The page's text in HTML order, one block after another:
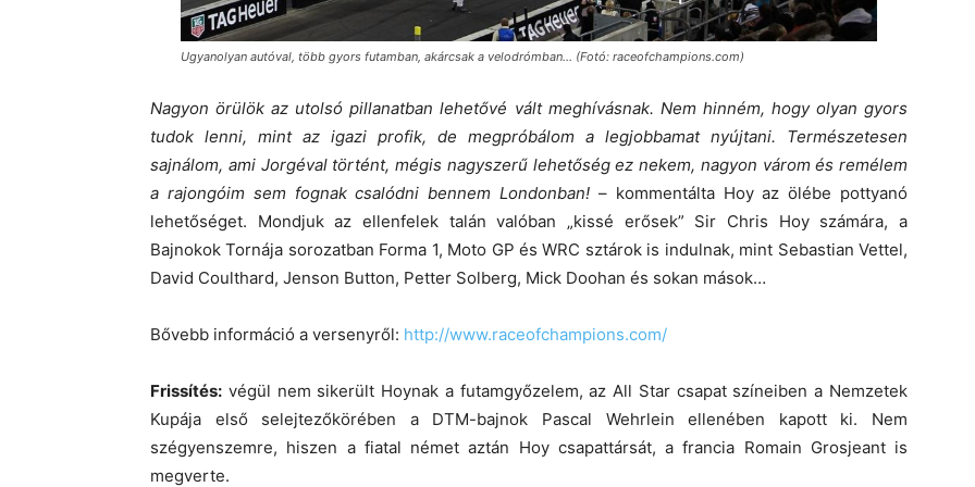
Ugyanolyan autóval, több gyors futamban, akárcsak a velodrómban… (Fotó: raceofchampions.com)
Nagyon örülök az utolsó pillanatban lehetővé vált meghívásnak. Nem hinném, hogy olyan gyors
tudok lenni, mint az igazi profik, de megpróbálom a legjobbamat nyújtani. Természetesen
sajnálom, ami Jorgéval történt, mégis nagyszerű lehetőség ez nekem, nagyon várom és remélem
a rajongóim sem fognak csalódni bennem Londonban! – kommentálta Hoy az ölébe pottyanó
lehetőséget. Mondjuk az ellenfelek talán valóban „kissé erősek” Sir Chris Hoy számára, a
Bajnokok Tornája sorozatban Forma 1, Moto GP és WRC sztárok is indulnak, mint Sebastian Vettel,
David Coulthard, Jenson Button, Petter Solberg, Mick Doohan és sokan mások…
Bővebb információ a versenyről: http://www.raceofchampions.com/
Frissítés: végül nem sikerült Hoynak a futamgyőzelem, az All Star csapat színeiben a Nemzetek
Kupája első selejtezőkörében a DTM-bajnok Pascal Wehrlein ellenében kapott ki. Nem
szégyenszemre, hiszen a fiatal német aztán Hoy csapattársát, a francia Romain Grosjeant is
megverte.